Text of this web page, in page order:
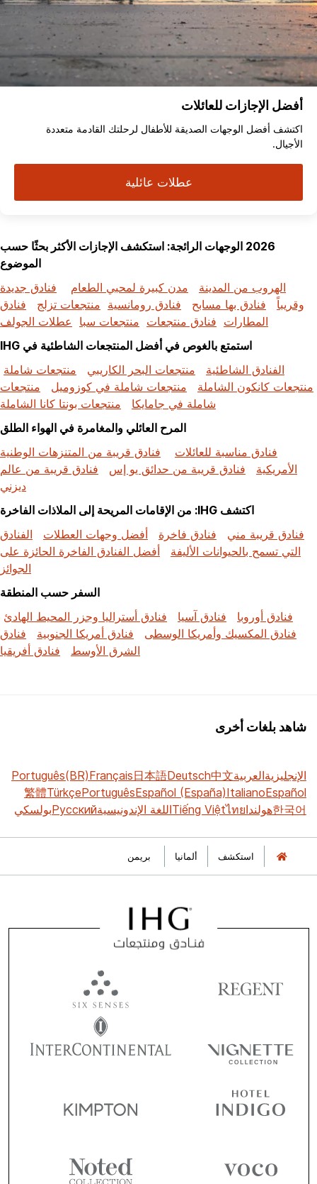
أفضل الإجازات للعائلات
اكتشف أفضل الوجهات الصديقة للأطفال لرحلتك القادمة متعددة
الأجيال.
عطلات عائلية
2026 الوجهات الرائجة: استكشف الإجازات الأكثر بحثًا حسب
الموضوع
الهروب من المدينة
مدن كبيرة لمحبي الطعام
فنادق جديدة
وقريباً
فنادق بها مسابح فنادق رومانسية منتجعات تزلج
فنادق
المطارات فنادق منتجعات منتجعات سبا
عطلات الجولف
استمتع بالغوص في أفضل المنتجعات الشاطئية في IHG
الفنادق الشاطئية
منتجعات البحر الكاريبي
منتجعات شاملة
منتجعات كانكون الشاملة
منتجعات شاملة في كوزوميل
منتجعات
شاملة في جامايكا
منتجعات بونتا كانا الشاملة
المرح العائلي والمغامرة في الهواء الطلق
فنادق مناسبة للعائلات
فنادق قريبة من المتنزهات الوطنية
الأمريكية
فنادق قريبة من حدائق يو إس
فنادق قريبة من عالم
ديزني
اكتشف IHG: من الإقامات المريحة إلى الملاذات الفاخرة
فنادق قريبة مني
فنادق فاخرة أفضل وجهات العطلات
الفنادق
التي تسمح بالحيوانات الأليفة
أفضل الفنادق الفاخرة الحائزة على
الجوائز
السفر حسب المنطقة
فنادق أوروبا
فنادق آسيا
فنادق أستراليا وجزر المحيط الهادئ
فنادق المكسيك وأمريكا الوسطى
فنادق أمريكا الجنوبية
فنادق
الشرق الأوسط
فنادق أفريقيا
شاهد بلغات أخرى
الإنجليزيةالعربية中文
Deutsch
日本語
Français
Português(BR)
Español
Italiano
Español (España)
Português
Türkçe
繁體
한국어هولنداไทย
Tiếng Việtاللغة الإندونيسيةРусскийبولسكي
استكشف ألمانيا بريمن